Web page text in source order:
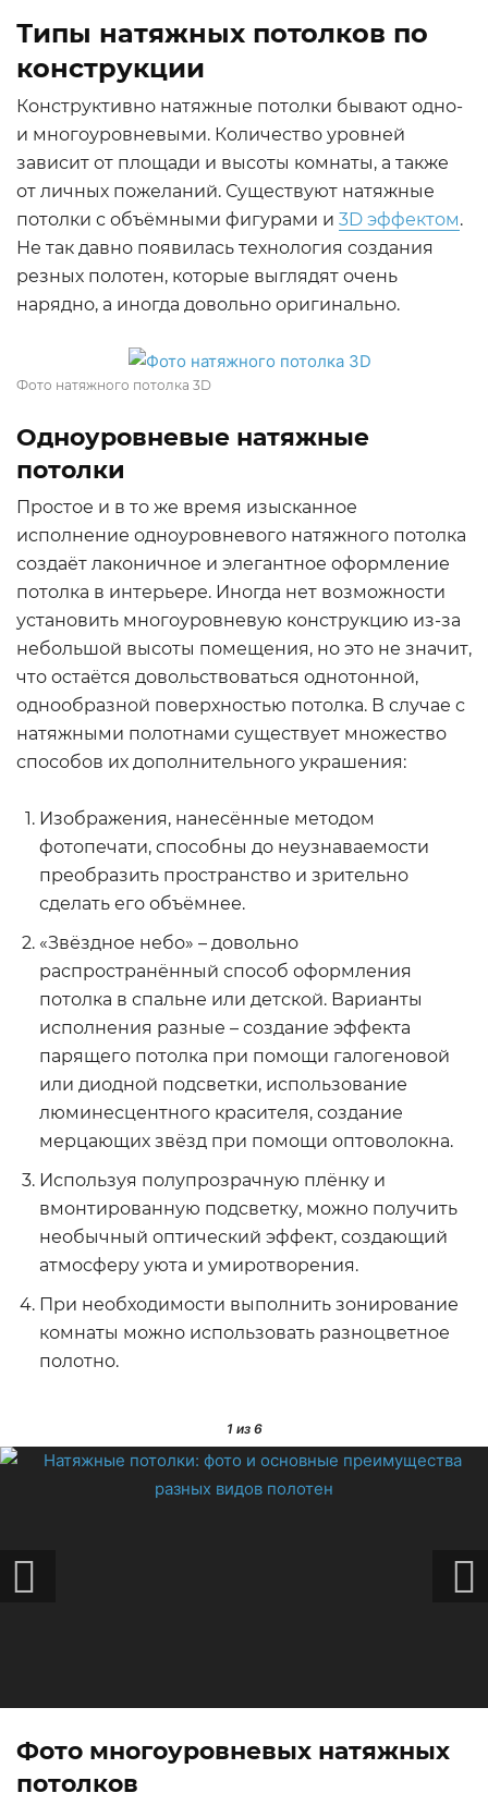
Типы натяжных потолков по
конструкции
Конструктивно натяжные потолки бывают одно-
и многоуровневыми. Количество уровней
зависит от площади и высоты комнаты, а также
от личных пожеланий. Существуют натяжные
потолки с объёмными фигурами и 3D эффектом.
Не так давно появилась технология создания
резных полотен, которые выглядят очень
нарядно, а иногда довольно оригинально.
Фото натяжного потолка 3D
Одноуровневые натяжные
потолки
Простое и в то же время изысканное
исполнение одноуровневого натяжного потолка
создаёт лаконичное и элегантное оформление
потолка в интерьере. Иногда нет возможности
установить многоуровневую конструкцию из-за
небольшой высоты помещения, но это не значит,
что остаётся довольствоваться однотонной,
однообразной поверхностью потолка. В случае с
натяжными полотнами существует множество
способов их дополнительного украшения:
Изображения, нанесённые методом
фотопечати, способны до неузнаваемости
преобразить пространство и зрительно
сделать его объёмнее.
«Звёздное небо» – довольно
распространённый способ оформления
потолка в спальне или детской. Варианты
исполнения разные – создание эффекта
парящего потолка при помощи галогеновой
или диодной подсветки, использование
люминесцентного красителя, создание
мерцающих звёзд при помощи оптоволокна.
Используя полупрозрачную плёнку и
вмонтированную подсветку, можно получить
необычный оптический эффект, создающий
атмосферу уюта и умиротворения.
При необходимости выполнить зонирование
комнаты можно использовать разноцветное
полотно.
1из 6
Фото многоуровневых натяжных
потолков